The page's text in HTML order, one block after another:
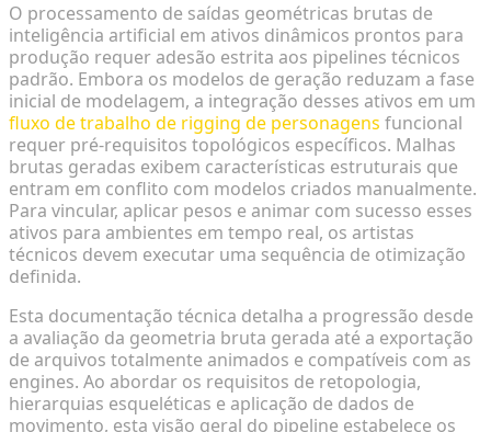
O processamento de saídas geométricas brutas de
inteligência artificial em ativos dinâmicos prontos para
produção requer adesão estrita aos pipelines técnicos
padrão. Embora os modelos de geração reduzam a fase
inicial de modelagem, a integração desses ativos em um
fluxo de trabalho de rigging de personagens funcional
requer pré-requisitos topológicos específicos. Malhas
brutas geradas exibem características estruturais que
entram em conflito com modelos criados manualmente.
Para vincular, aplicar pesos e animar com sucesso esses
ativos para ambientes em tempo real, os artistas
técnicos devem executar uma sequência de otimização
definida.
Esta documentação técnica detalha a progressão desde
a avaliação da geometria bruta gerada até a exportação
de arquivos totalmente animados e compatíveis com as
engines. Ao abordar os requisitos de retopologia,
hierarquias esqueléticas e aplicação de dados de
movimento, esta visão geral do pipeline estabelece os